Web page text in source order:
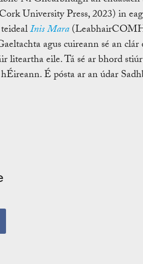
University Press, 2023) in
Inis Mara
agus cuireann sé an
liteartha eile. Tá sé ar bhord
É pósta ar an údar